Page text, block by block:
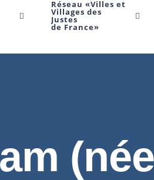
Réseau «Villes et
Villages des
Justes
de France»